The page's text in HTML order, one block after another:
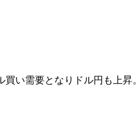
い需要となりドル円も上昇。